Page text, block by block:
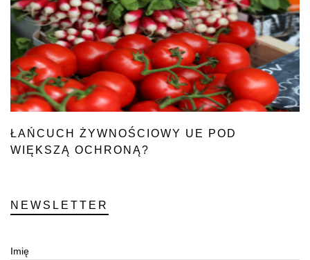
ŁAŃCUCH ŻYWNOŚCIOWY UE POD
WIĘKSZĄ OCHRONĄ?
NEWSLETTER
Imię